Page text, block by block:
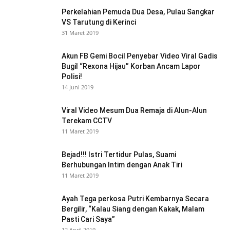
Perkelahian Pemuda Dua Desa, Pulau Sangkar
VS Tarutung di Kerinci
31 Maret 2019
Akun FB Gemi Bocil Penyebar Video Viral Gadis
Bugil “Rexona Hijau” Korban Ancam Lapor
Polisi!
14 Juni 2019
Viral Video Mesum Dua Remaja di Alun-Alun
Terekam CCTV
11 Maret 2019
Bejad!!! Istri Tertidur Pulas, Suami
Berhubungan Intim dengan Anak Tiri
11 Maret 2019
Ayah Tega perkosa Putri Kembarnya Secara
Bergilir, “Kalau Siang dengan Kakak, Malam
Pasti Cari Saya”